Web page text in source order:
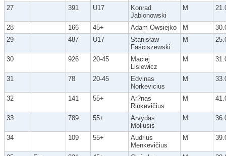
27
391 U17
Konrad
Jablonowski
M
28 166 45+ Adam Owsiejko M
29
487 U17
Stanisław
Faściszewski
M
30 926 20-45
Maciej
Lisiewicz
M
31 78 20-45
Edvinas
Norkevicius
M
32 141 55+
Ar?nas
Rinkevičius
M
33 789 55+
Arvydas
Moliusis
M
34 109 55+
Audrius
Menkevičius
M